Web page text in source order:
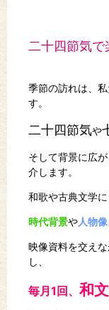
二十四節気
季節の訪れは、
す。
二十四節気や
そして背景に広が
介します。
和歌や古典文学
時代背景や人物像
映像資料を交え
し、
毎月1回、 和